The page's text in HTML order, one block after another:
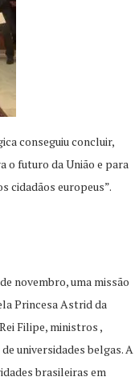
conseguiu concluir,
o futuro da União e para
cidadãos europeus”.
novembro, uma missão
Princesa Astrid da
Filipe, ministros ,
universidades belgas. A
brasileiras em